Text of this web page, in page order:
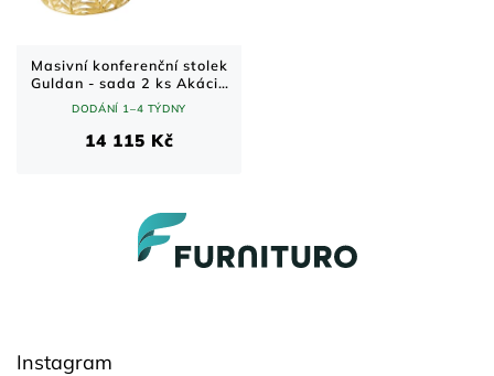
Masivní konferenční stolek
Guldan - sada 2 ks Akácie
70x70 cm
DODÁNÍ 1–4 TÝDNY
14 115 Kč
Instagram